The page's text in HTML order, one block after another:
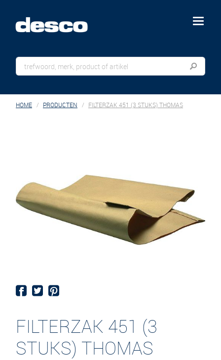
menu
HOME PRODUCTEN FILTERZAK 451 (3 STUKS) THOMAS
FILTERZAK 451 (3
STUKS) THOMAS